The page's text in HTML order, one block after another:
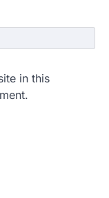
in this